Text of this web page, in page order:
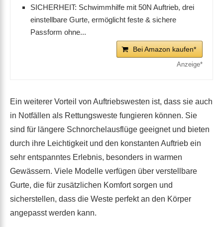
SICHERHEIT: Schwimmhilfe mit 50N Auftrieb, drei
einstellbare Gurte, ermöglicht feste & sichere
Passform ohne...
Bei Amazon kaufen*
Ein weiterer Vorteil von Auftriebswesten ist, dass sie auch
in Notfällen als Rettungsweste fungieren können. Sie
sind für längere Schnorchelausflüge geeignet und bieten
durch ihre Leichtigkeit und den konstanten Auftrieb ein
sehr entspanntes Erlebnis, besonders in warmen
Gewässern. Viele Modelle verfügen über verstellbare
Gurte, die für zusätzlichen Komfort sorgen und
sicherstellen, dass die Weste perfekt an den Körper
angepasst werden kann.